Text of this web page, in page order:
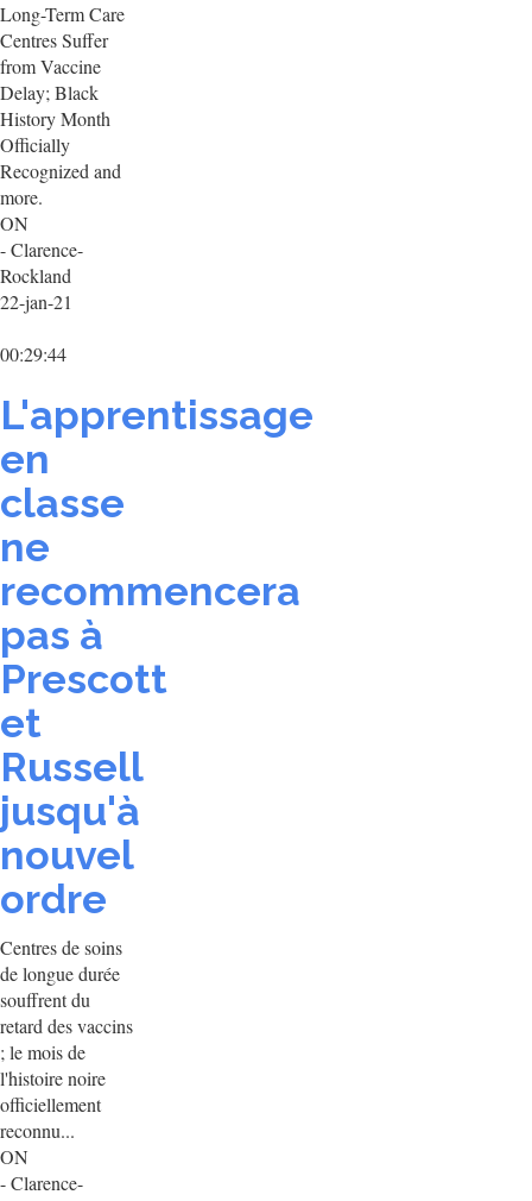
Long-Term Care
Centres Suffer
from Vaccine
Delay; Black
History Month
Officially
Recognized and
more.
ON
- Clarence-
Rockland
22-jan-21
00:29:44
L'apprentissage
en
classe
ne
recommencera
pas à
Prescott
et
Russell
jusqu'à
nouvel
ordre
Centres de soins
de longue durée
souffrent du
retard des vaccins
; le mois de
l'histoire noire
officiellement
reconnu...
ON
- Clarence-